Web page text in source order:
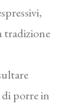
tradizione
porre in